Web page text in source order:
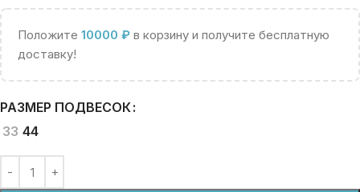
Положите 10000 ₽ в корзину и получите бесплатную
доставку!
РАЗМЕР ПОДВЕСОК
33 44